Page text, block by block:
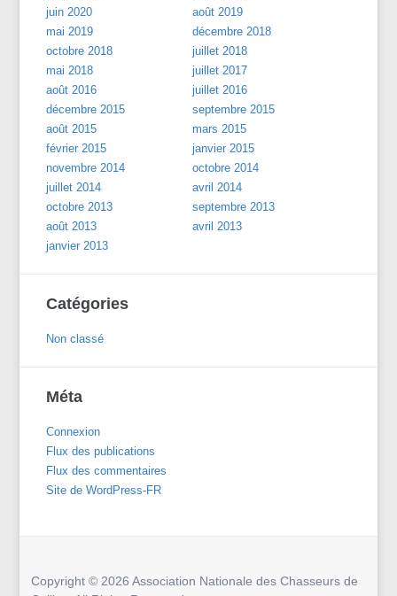
juin 2020
août 2019
mai 2019
décembre 2018
octobre 2018
juillet 2018
mai 2018
juillet 2017
août 2016
juillet 2016
décembre 2015
septembre 2015
août 2015
mars 2015
février 2015
janvier 2015
novembre 2014
octobre 2014
juillet 2014
avril 2014
octobre 2013
septembre 2013
août 2013
avril 2013
janvier 2013
Catégories
Non classé
Méta
Connexion
Flux des publications
Flux des commentaires
Site de WordPress-FR
Copyright © 2026 Association Nationale des Chasseurs de